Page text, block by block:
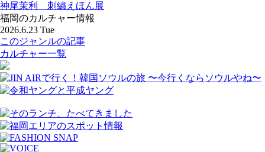
神尾茉利 刺繍えほん展
福岡のカルチャー情報
2026.6.23 Tue
このジャンルの記事
カルチャー一覧